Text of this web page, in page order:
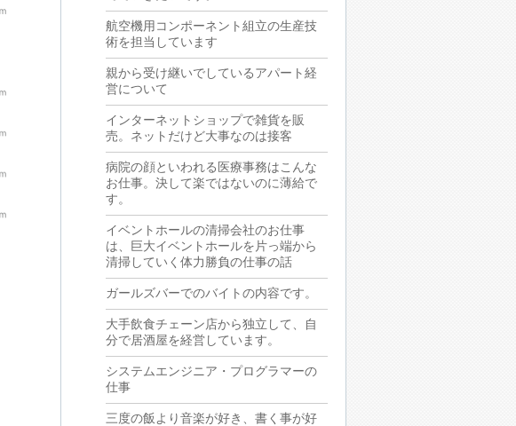
航空機用コンポーネント組立の生産技
術を担当しています
親から受け継いでしているアパート経
営について
インターネットショップで雑貨を販
売。ネットだけど大事なのは接客
病院の顔といわれる医療事務はこんな
お仕事。決して楽ではないのに薄給で
す。
イベントホールの清掃会社のお仕事
は、巨大イベントホールを片っ端から
清掃していく体力勝負の仕事の話
ガールズバーでのバイトの内容です。
大手飲食チェーン店から独立して、自
分で居酒屋を経営しています。
システムエンジニア・プログラマーの
仕事
三度の飯より音楽が好き、書く事が好